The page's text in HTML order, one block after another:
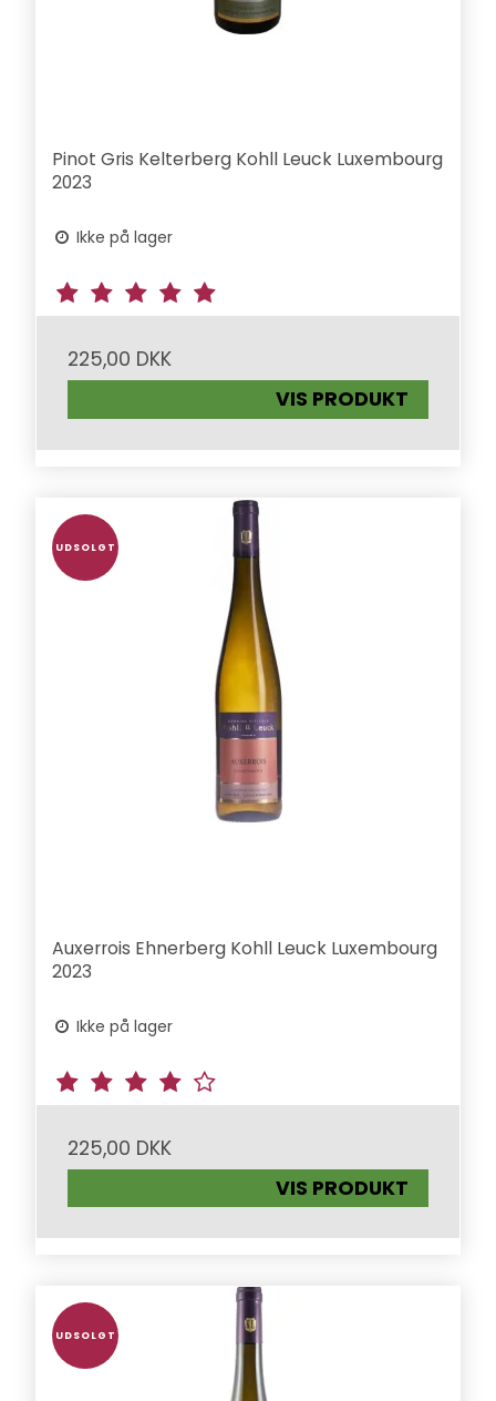
Pinot Gris Kelterberg Kohll Leuck Luxembourg
2023
Ikke på lager
225,00 DKK
VIS PRODUKT
UDSOLGT
Auxerrois Ehnerberg Kohll Leuck Luxembourg
2023
Ikke på lager
225,00 DKK
VIS PRODUKT
UDSOLGT